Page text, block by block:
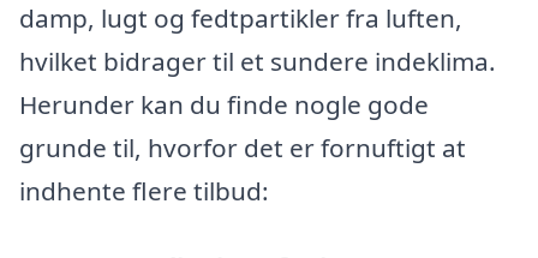
damp, lugt og fedtpartikler fra luften,
hvilket bidrager til et sundere indeklima.
Herunder kan du finde nogle gode
grunde til, hvorfor det er fornuftigt at
indhente flere tilbud: